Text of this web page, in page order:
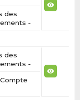
des
-
des
-